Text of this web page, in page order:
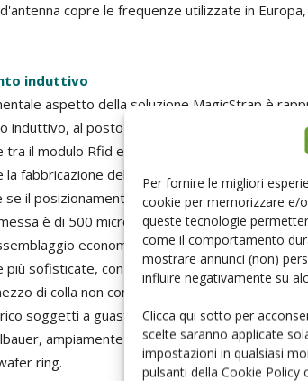
Per fornire le migliori
cookie per memorizzare e/
queste tecnologie
come il comportamento
mostrare annunci (non)
influire negativamente su
Clicca qui sotto per
scelte saranno applicate
impostazioni in qualsiasi
pulsanti della Cookie Policy
copre le frequenze utilizzate in
induttivo
aspetto della soluzione MagicStrap è
induttivo, al posto del tradizionale
tra il modulo Rfid e l'antenna integrata nel tag.
fabbricazione del tag stesso, poiché le
se il posizionamento del modulo rispetto
è di 500 micron su un asse e 200
economiche a bassa precisione
più sofisticate, con conseguenti risparmi.
di colla non conduttiva o nastro adesivo, il
soggetti a guasto o deterioramento. La
ampiamente utilizzate per la
ring.